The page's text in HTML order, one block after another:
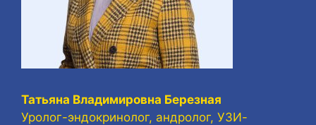
Татьяна Владимировна Березная
Уролог-эндокринолог, андролог, УЗИ-